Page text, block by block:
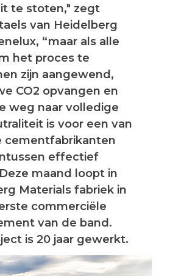
te stoten," zegt
van Heidelberg
“maar als alle
het proces te
zijn aangewend,
CO2 opvangen en
weg naar volledige
is voor een van
cementfabrikanten
effectief
maand loopt in
Materials fabriek in
commerciële
van de band.
is 20 jaar gewerkt.